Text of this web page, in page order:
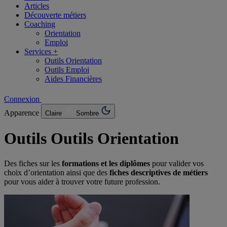
Articles
Découverte métiers
Coaching
Orientation
Emploi
Services +
Outils Orientation
Outils Emploi
Aides Financières
Connexion
Apparence
Claire Sombre
Outils Outils Orientation
Des fiches sur les formations et les diplômes pour valider vos
choix d’orientation ainsi que des fiches descriptives de métiers
pour vous aider à trouver votre future profession.